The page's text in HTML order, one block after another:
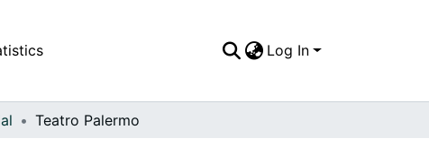
Log In
Teatro Palermo